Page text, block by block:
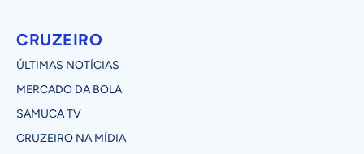
CRUZEIRO
ÚLTIMAS NOTÍCIAS
MERCADO DA BOLA
SAMUCA TV
CRUZEIRO NA MÍDIA